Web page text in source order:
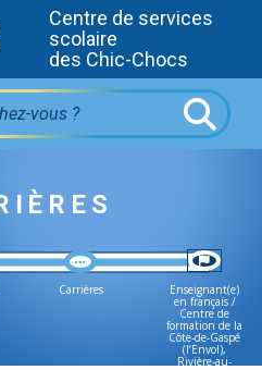
Centre de services
scolaire
des Chic-Chocs
Carrières Enseignant(e)
en français /
Centre de
formation de la
Côte-de-Gaspé
(l’Envol),
Rivière-au-